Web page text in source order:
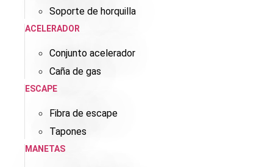
Soporte de horquilla
ACELERADOR
Conjunto acelerador
Caña de gas
ESCAPE
Fibra de escape
Tapones
MANETAS